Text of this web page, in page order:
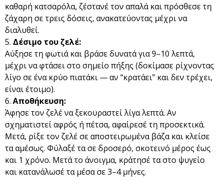
καθαρή κατσαρόλα, ζέστανέ τον απαλά και πρόσθεσε τη
ζάχαρη σε τρεις δόσεις, ανακατεύοντας μέχρι να
διαλυθεί.
Δέσιμο του ζελέ:
Αύξησε τη φωτιά και βράσε δυνατά για 9–10 λεπτά,
μέχρι να φτάσει στο σημείο πήξης (δοκίμασε ρίχνοντας
λίγο σε ένα κρύο πιατάκι — αν “κρατάει” και δεν τρέχει,
είναι έτοιμο).
Αποθήκευση:
Άφησε τον ζελέ να ξεκουραστεί λίγα λεπτά. Αν
σχηματιστεί αφρός ή πέτσα, αφαίρεσέ τη προσεκτικά.
Μετά, ρίξε τον ζελέ σε αποστειρωμένα βάζα και κλείσε
τα αμέσως. Φύλαξέ τα σε δροσερό, σκοτεινό μέρος έως
και 1 χρόνο. Μετά το άνοιγμα, κράτησέ τα στο ψυγείο
και κατανάλωσέ τα μέσα σε 3–4 μήνες.